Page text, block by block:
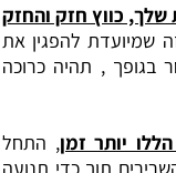
שלך, כווץ חזק והחזק
שמיועדת להפגין את
בגופך , תהיה כרוכה
, התחל
תוך כדי תנועה